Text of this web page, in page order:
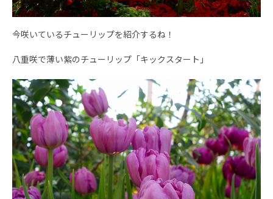
今咲いているチューリップを紹介するね！
八重咲で薄い紫のチューリップ「キックスタート」